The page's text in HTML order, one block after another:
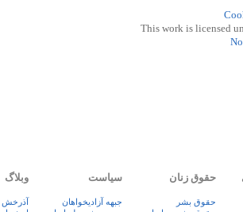
This work is licensed
حقوق زنان
حقوق بشر
سیاست
جبهه آزادیخواهان
وبلاگ
آذرخش